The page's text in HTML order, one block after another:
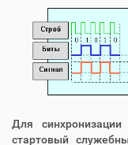
Для
стартовый